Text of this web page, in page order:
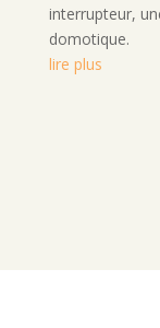
interrupteur,
domotique.
lire plus